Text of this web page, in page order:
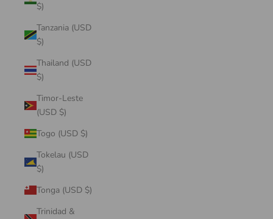
$)
Tanzania (USD
$)
Thailand (USD
$)
Timor-Leste
(USD $)
Togo (USD $)
Tokelau (USD
$)
Tonga (USD $)
Trinidad &